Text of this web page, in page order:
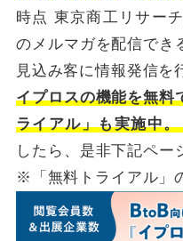
時点 東京商工リサー
のメルマガを配信でき
見込み客に情報発信を
イプロスの機能を無料
ライアル」も実施中
したら、是非下記ペー
※「無料トライアル」